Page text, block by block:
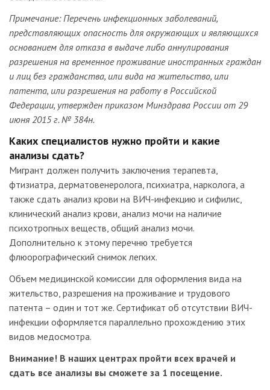
Примечание: Перечень инфекционных заболеваний,
представляющих опасность для окружающих и являющихся
основанием для отказа в выдаче либо аннулирования
разрешения на временное проживание иностранных граждан
и лиц без гражданства, или вида на жительство, или
патента, или разрешения на работу в Российской
Федерации, утвержден приказом Минздрава России от 29
июня 2015 г. № 384н.
Каких специалистов нужно пройти и какие
анализы сдать?
Мигрант должен получить заключения терапевта,
фтизиатра, дерматовенеролога, психиатра, нарколога, а
также сдать анализ крови на ВИЧ-инфекцию и сифилис,
клинический анализ крови, анализ мочи на наличие
психотропных веществ, общий анализ мочи.
Дополнительно к этому перечню требуется
флюорографический снимок легких.
Объем медицинской комиссии для оформления вида на
жительство, разрешения на проживание и трудового
патента – один и тот же. Сертификат об отсутствии ВИЧ-
инфекции оформляется параллельно прохождению этих
видов медосмотра.
Внимание! В наших центрах пройти всех врачей и
сдать все анализы вы сможете за 1 посещение.